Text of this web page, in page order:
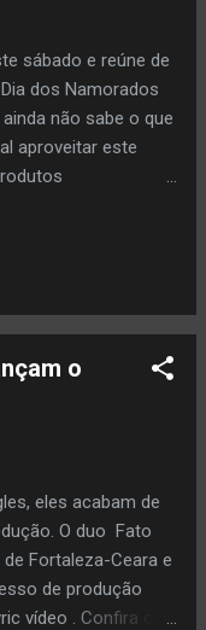
e era mais
o programa
das 20 horas até
especiais de
pelo DJ
sábado e reúne de
dos Namorados
não sabe o que
aproveitar este
ambiental como
acontece no
de Direitos
das 12h às
produtos de beleza
peças
os
mil pessoas são
dessa edição
Tendência
Ayo, Alquimias de
o
eles acabam de
O duo Fato
Fortaleza-Ceara e
de produção
vídeo . Confira o